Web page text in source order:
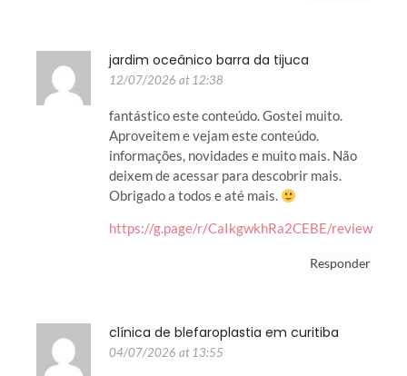
jardim oceânico barra da tijuca
12/07/2026 at 12:38
fantástico este conteúdo. Gostei muito.
Aproveitem e vejam este conteúdo.
informações, novidades e muito mais. Não
deixem de acessar para descobrir mais.
Obrigado a todos e até mais.
https://g.page/r/CaIkgwkhRa2CEBE/review
Responder
clínica de blefaroplastia em curitiba
04/07/2026 at 13:55